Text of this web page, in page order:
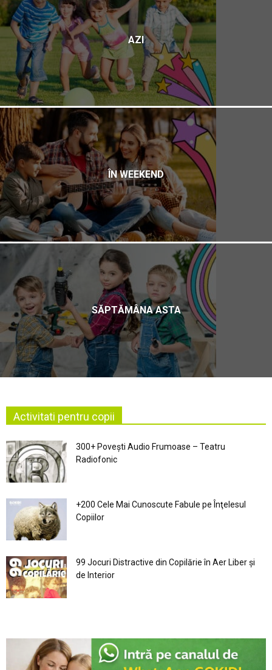
AZI
ÎN WEEKEND
SĂPTĂMÂNA ASTA
Activitati pentru copii
300+ Povești Audio Frumoase – Teatru
Radiofonic
+200 Cele Mai Cunoscute Fabule pe Înţelesul
Copiilor
99 Jocuri Distractive din Copilărie în Aer Liber şi
de Interior